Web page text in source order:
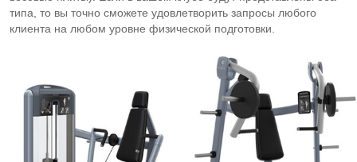
типа, то вы точно сможете удовлетворить запросы любого
клиента на любом уровне физической подготовки.